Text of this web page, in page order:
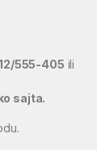
555-405 ili
sajta.